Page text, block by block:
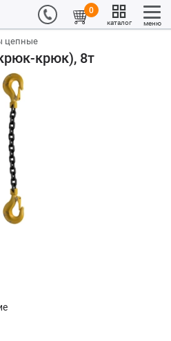
0
каталог меню
цепные
крюк), 8т